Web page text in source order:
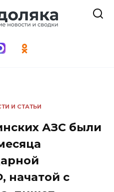
И СТАТЬИ
АЗС были
начатой с